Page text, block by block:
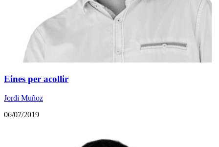
Eines per acollir
Jordi Muñoz
06/07/2019